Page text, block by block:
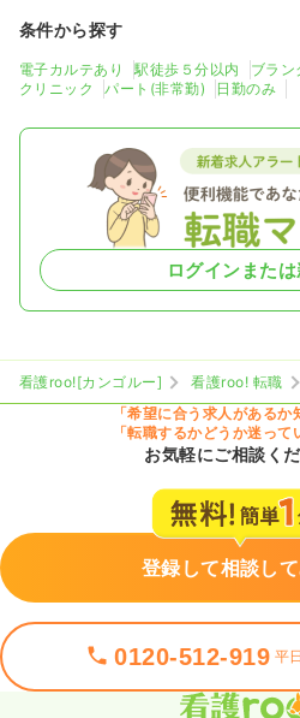
条件から探す
電子カルテあり 駅徒歩５分以内 ブラン
クリニック
パート(非常勤) 日勤のみ
ログインまた
看護roo![カンゴルー] 看護roo! 転職
「希望に合う求人があるか
「転職するかどうか迷って
お気軽にご相談く
登録して相談し
0120-512-919 平